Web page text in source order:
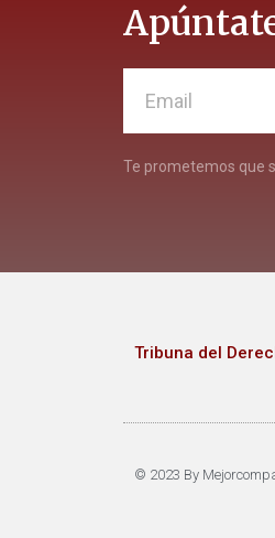
Te prometemos que
Tribuna del
© 2023 By